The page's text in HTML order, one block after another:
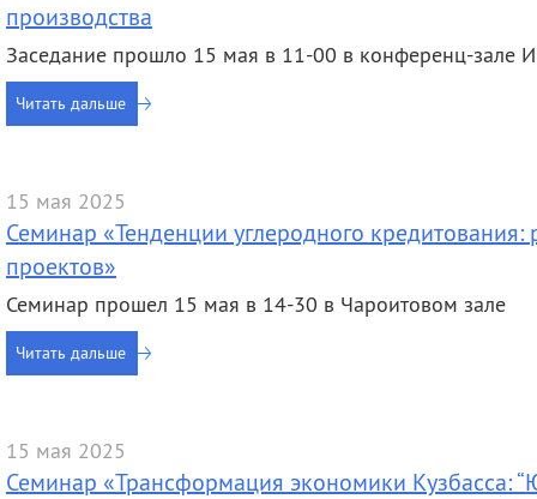
производства
Заседание прошло 15 мая в 11-00 в конференц-
Читать дальше
15 мая 2025
Семинар «Тенденции углеродного
проектов»
Семинар прошел 15 мая в 14-30 в Чароитовом зале
Читать дальше
15 мая 2025
Семинар «Трансформация экономики Кузбасса: